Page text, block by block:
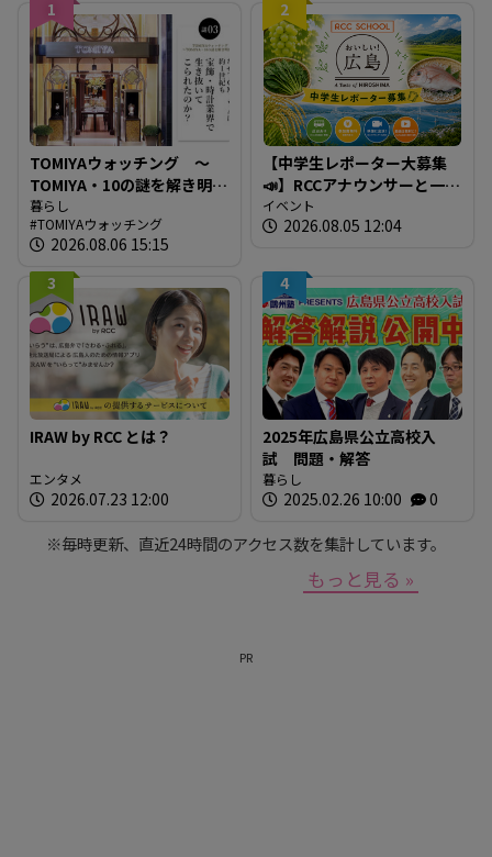
1
TOMIYAウォッチング ～
TOMIYA・10の謎を解き明か
す～ 謎03 「なぜTOMIYAは
約1世紀も宝飾・時計業界で
生き抜いてこられたの
か？」
暮らし
TOMIYAウォッチング
2026.08.06 15:15
2
【中学生レポーター大募集
📣】RCCアナウンサーと一緒
に「広島の食」の現場を取
材しよう！
イベント
2026.08.05 12:04
3
IRAW by RCC とは？
エンタメ
2026.07.23 12:00
4
2025年広島県公立高校入
試 問題・解答
暮らし
2025.02.26 10:00 0
※毎時更新、直近24時間のアクセス数を集計しています。
もっと見る »
PR